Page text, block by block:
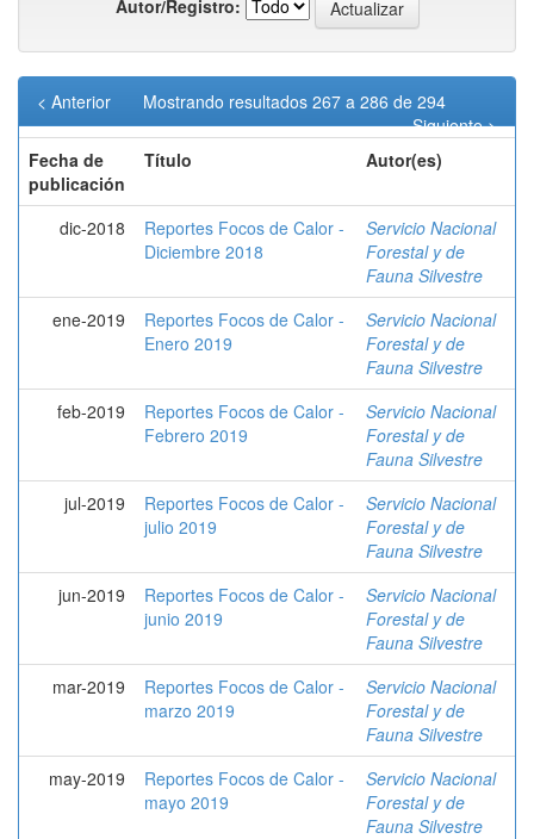
Autor/Registro:
Mostrando resultados 267 a 286 de 294
< Anterior
Siguiente >
Fecha de
publicación
Título Autor(es)
dic-2018
Reportes Focos de Calor -
Diciembre 2018
Servicio Nacional
Forestal y de
Fauna Silvestre
ene-2019
Reportes Focos de Calor -
Enero 2019
Servicio Nacional
Forestal y de
Fauna Silvestre
feb-2019
Reportes Focos de Calor -
Febrero 2019
Servicio Nacional
Forestal y de
Fauna Silvestre
jul-2019
Reportes Focos de Calor -
julio 2019
Servicio Nacional
Forestal y de
Fauna Silvestre
jun-2019
Reportes Focos de Calor -
junio 2019
Servicio Nacional
Forestal y de
Fauna Silvestre
mar-2019
Reportes Focos de Calor -
marzo 2019
Servicio Nacional
Forestal y de
Fauna Silvestre
may-2019
Reportes Focos de Calor -
mayo 2019
Servicio Nacional
Forestal y de
Fauna Silvestre